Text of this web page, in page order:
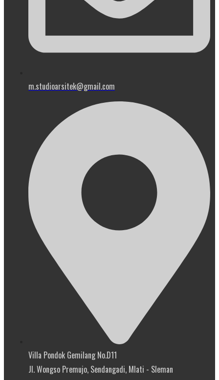
m.studioarsitek@gmail.com
Villa Pondok Gemilang No.D11
Jl. Wongso Premujo, Sendangadi, Mlati - Sleman